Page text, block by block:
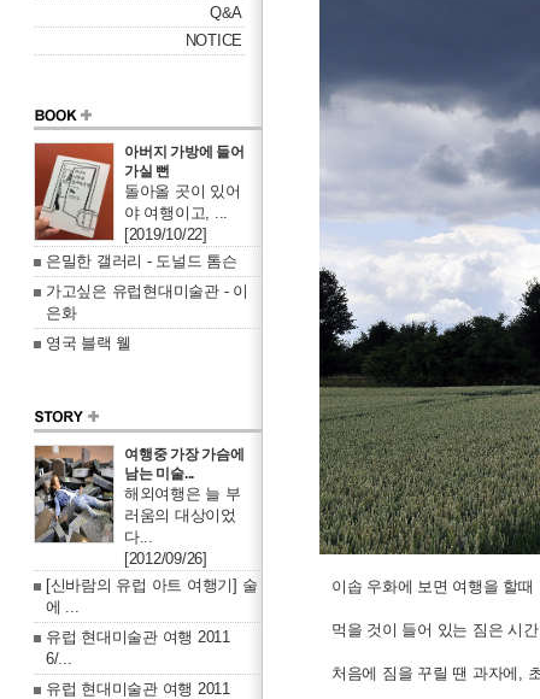
Q&A
NOTICE
아버지 가방에 들어
가실 뻔
돌아올 곳이 있어
야 여행이고, ...
[2019/10/22]
은밀한 갤러리 - 도널드 톰슨
가고싶은 유럽현대미술관 - 이
은화
영국 블랙 웰
여행중 가장 가슴에
남는 미술...
해외여행은 늘 부
러움의 대상이었
다...
[2012/09/26]
[신바람의 유럽 아트 여행기] 술
에 ...
유럽 현대미술관 여행 2011
6/...
유럽 현대미술관 여행 2011
이솝 우화에 보면 여행을 할
먹을 것이 들어 있는 짐은 시
처음에 짐을 꾸릴 땐 과자에,